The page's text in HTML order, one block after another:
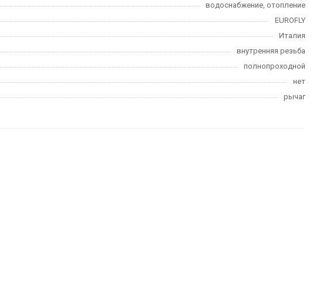
водоснабжение, отопление
EUROFLY
Италия
внутренняя резьба
полнопроходной
нет
рычаг